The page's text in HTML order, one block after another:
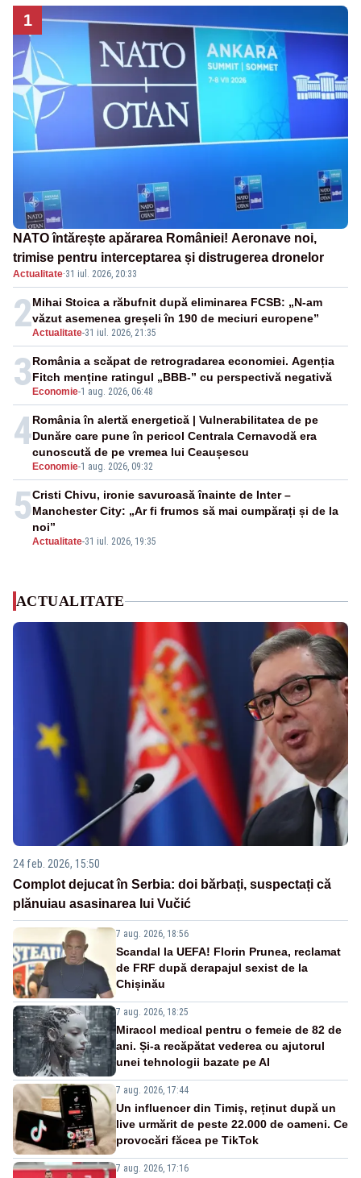
1
NATO întărește apărarea României! Aeronave noi,
trimise pentru interceptarea și distrugerea dronelor
Actualitate·31 iul. 2026, 20:33
2Actualitate-31 iul. 2026, 21:35
Mihai Stoica a răbufnit după eliminarea FCSB: „N-am
văzut asemenea greșeli în 190 de meciuri europene”
3 Economie-1 aug. 2026, 06:48
România a scăpat de retrogradarea economiei. Agenția
Fitch menține ratingul „BBB-” cu perspectivă negativă
4
Economie-1 aug. 2026, 09:32
România în alertă energetică | Vulnerabilitatea de pe
Dunăre care pune în pericol Centrala Cernavodă era
cunoscută de pe vremea lui Ceaușescu
5
Actualitate-31 iul. 2026, 19:35
Cristi Chivu, ironie savuroasă înainte de Inter –
Manchester City: „Ar fi frumos să mai cumpărați și de la
noi”
ACTUALITATE
24 feb. 2026, 15:50
Complot dejucat în Serbia: doi bărbați, suspectați că
plănuiau asasinarea lui Vučić
7 aug. 2026, 18:56
Scandal la UEFA! Florin Prunea, reclamat
de FRF după derapajul sexist de la
Chișinău
7 aug. 2026, 18:25
Miracol medical pentru o femeie de 82 de
ani. Și-a recăpătat vederea cu ajutorul
unei tehnologii bazate pe AI
7 aug. 2026, 17:44
Un influencer din Timiș, reținut după un
live urmărit de peste 22.000 de oameni. Ce
provocări făcea pe TikTok
7 aug. 2026, 17:16